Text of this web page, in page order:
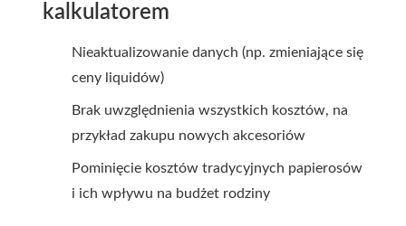
kalkulatorem
Nieaktualizowanie danych (np. zmieniające się
ceny liquidów)
Brak uwzględnienia wszystkich kosztów, na
przykład zakupu nowych akcesoriów
Pominięcie kosztów tradycyjnych papierosów
i ich wpływu na budżet rodziny